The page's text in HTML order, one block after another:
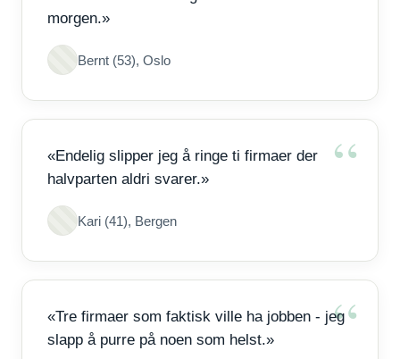
morgen.»
Bernt (53), Oslo
«Endelig slipper jeg å ringe ti firmaer der
halvparten aldri svarer.»
Kari (41), Bergen
«Tre firmaer som faktisk ville ha jobben - jeg
slapp å purre på noen som helst.»